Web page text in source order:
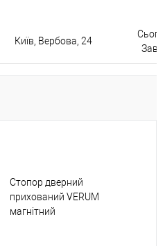
Київ, Вербова, 24
Стопор дверний
прихований VERUM
магнітний